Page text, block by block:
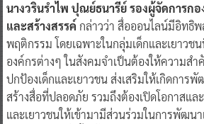
นางวรินรำไพ ปุณย์ธนารีย์ รองผู้จัดการ
และสร้างสรรค์ กล่าวว่า สื่อออนไลน์มีอิทธิ
พฤติกรรม โดยเฉพาะในกลุ่มเด็กและเยาวช
องค์กรต่างๆ ในสังคมจำเป็นต้องให้ความส
ปกป้องเด็กและเยาวชน ส่งเสริมให้เกิดการ
สร้างสื่อที่ปลอดภัย รวมถึงต้องเปิดโอกาสแล
และเยาวชนให้เข้ามามีส่วนร่วมในการพัฒน